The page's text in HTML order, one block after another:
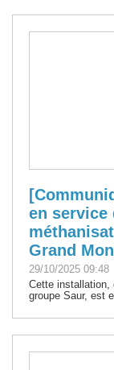
en service
Grand
29/10/2025 09:48
Cette installation,
groupe Saur, est